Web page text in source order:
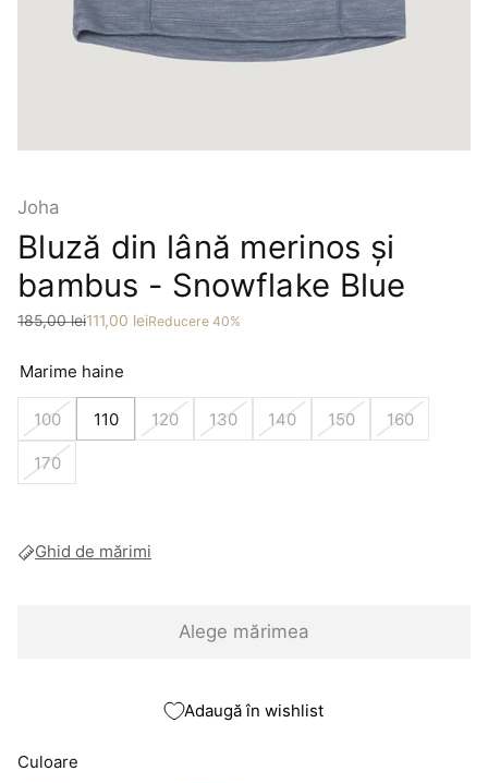
Joha
Bluză din lână merinos și
bambus - Snowflake Blue
Preț
185,00 lei
Preț redus111,00 leiReducere 40%
Marime haine
100 110 120 130 140 150 160
170
Ghid de mărimi
Alege mărimea
Adaugă în wishlist
Culoare